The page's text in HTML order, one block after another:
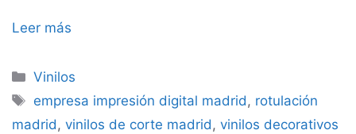
Leer más
Categorías
Vinilos
Etiquetas
empresa impresión digital madrid, rotulación
madrid, vinilos de corte madrid, vinilos decorativos